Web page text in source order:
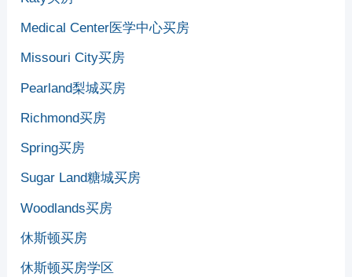
Medical Center医学中心买房
Missouri City买房
Pearland梨城买房
Richmond买房
Spring买房
Sugar Land糖城买房
Woodlands买房
休斯顿买房
休斯顿买房学区